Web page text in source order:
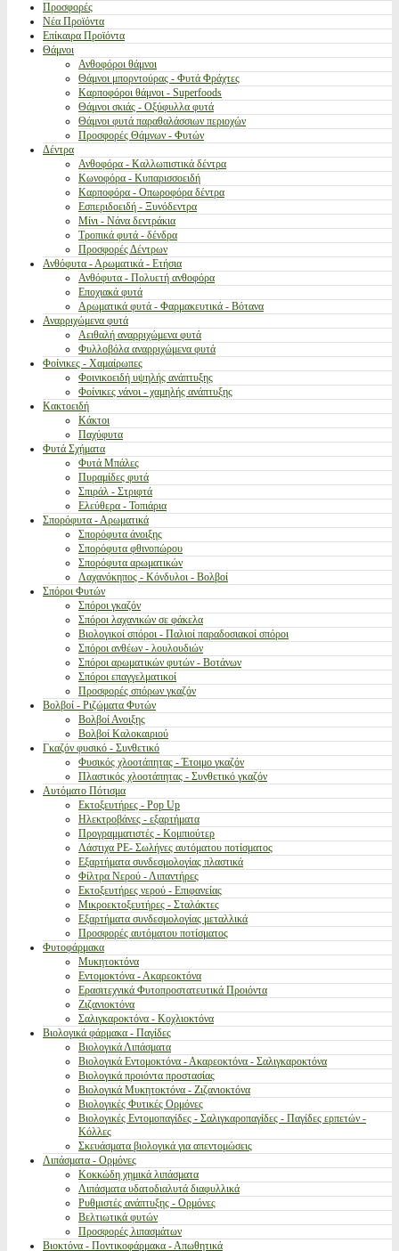
Προσφορές
Νέα Προϊόντα
Επίκαιρα Προϊόντα
Θάμνοι
Ανθοφόροι θάμνοι
Θάμνοι μπορντούρας - Φυτά Φράχτες
Καρποφόροι θάμνοι - Superfoods
Θάμνοι σκιάς - Οξύφυλλα φυτά
Θάμνοι φυτά παραθαλάσσιων περιοχών
Προσφορές Θάμνων - Φυτών
Δέντρα
Ανθοφόρα - Καλλωπιστικά δέντρα
Κωνοφόρα - Κυπαρισσοειδή
Καρποφόρα - Οπωροφόρα δέντρα
Εσπεριδοειδή - Ξυνόδεντρα
Μίνι - Νάνα δεντράκια
Τροπικά φυτά - δένδρα
Προσφορές Δέντρων
Ανθόφυτα - Αρωματικά - Ετήσια
Ανθόφυτα - Πολυετή ανθοφόρα
Εποχιακά φυτά
Αρωματικά φυτά - Φαρμακευτικά - Βότανα
Αναρριχώμενα φυτά
Αειθαλή αναρριχώμενα φυτά
Φυλλοβόλα αναρριχώμενα φυτά
Φοίνικες - Χαμαίρωπες
Φοινικοειδή υψηλής ανάπτυξης
Φοίνικες νάνοι - χαμηλής ανάπτυξης
Κακτοειδή
Κάκτοι
Παχύφυτα
Φυτά Σχήματα
Φυτά Μπάλες
Πυραμίδες φυτά
Σπιράλ - Στριφτά
Ελεύθερα - Τοπιάρια
Σπορόφυτα - Αρωματικά
Σπορόφυτα άνοιξης
Σπορόφυτα φθινοπώρου
Σπορόφυτα αρωματικών
Λαχανόκηπος - Κόνδυλοι - Βολβοί
Σπόροι Φυτών
Σπόροι γκαζόν
Σπόροι λαχανικών σε φάκελα
Βιολογικοί σπόροι - Παλιοί παραδοσιακοί σπόροι
Σπόροι ανθέων - λουλουδιών
Σπόροι αρωματικών φυτών - Βοτάνων
Σπόροι επαγγελματικοί
Προσφορές σπόρων γκαζόν
Βολβοί - Ριζώματα Φυτών
Βολβοί Ανοιξης
Βολβοί Καλοκαιριού
Γκαζόν φυσικό - Συνθετικό
Φυσικός χλοοτάπητας - Έτοιμο γκαζόν
Πλαστικός χλοοτάπητας - Συνθετικό γκαζόν
Αυτόματο Πότισμα
Εκτοξευτήρες - Pop Up
Ηλεκτροβάνες - εξαρτήματα
Προγραμματιστές - Κομπιούτερ
Λάστιχα PE- Σωλήνες αυτόματου ποτίσματος
Εξαρτήματα συνδεσμολογίας πλαστικά
Φίλτρα Νερού - Λιπαντήρες
Εκτοξευτήρες νερού - Επιφανείας
Μικροεκτοξευτήρες - Σταλάκτες
Εξαρτήματα συνδεσμολογίας μεταλλικά
Προσφορές αυτόματου ποτίσματος
Φυτοφάρμακα
Μυκητοκτόνα
Εντομοκτόνα - Ακαρεοκτόνα
Ερασιτεχνικά Φυτοπροστατευτικά Προιόντα
Ζιζανιοκτόνα
Σαλιγκαροκτόνα - Κοχλιοκτόνα
Βιολογικά φάρμακα - Παγίδες
Βιολογικά Λιπάσματα
Βιολογικά Εντομοκτόνα - Ακαρεοκτόνα - Σαλιγκαροκτόνα
Βιολογικά προιόντα προστασίας
Βιολογικά Μυκητοκτόνα - Ζιζανιοκτόνα
Βιολογικές Φυτικές Ορμόνες
Βιολογικές Εντομοπαγίδες - Σαλιγκαροπαγίδες - Παγίδες ερπετών -
Κόλλες
Σκευάσματα βιολογικά για απεντομώσεις
Λιπάσματα - Ορμόνες
Κοκκώδη χημικά λιπάσματα
Λιπάσματα υδατοδιαλυτά διαφυλλικά
Ρυθμιστές ανάπτυξης - Ορμόνες
Βελτιωτικά φυτών
Προσφορές λιπασμάτων
Βιοκτόνα - Ποντικοφάρμακα - Απωθητικά